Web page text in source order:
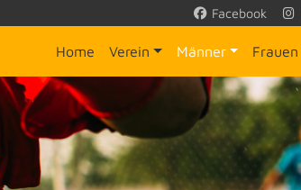
Facebook
Home Verein Männer Frauen